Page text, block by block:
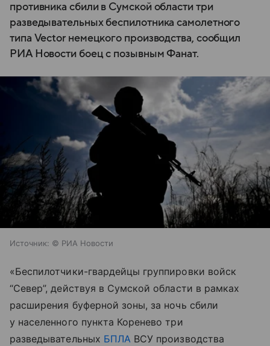
противника сбили в Сумской области три
разведывательных беспилотника самолетного
типа Vector немецкого производства, сообщил
РИА Новости боец с позывным Фанат.
Источник: © РИА Новости
«Беспилотчики-гвардейцы группировки войск
“Север”, действуя в Сумской области в рамках
расширения буферной зоны, за ночь сбили
у населенного пункта Коренево три
разведывательных БПЛА ВСУ производства